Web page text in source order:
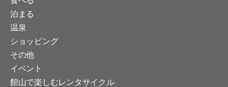
ジ
送
り
泊まる
温泉
ショッピング
その他
イベント
館山で楽しむレンタサイクル